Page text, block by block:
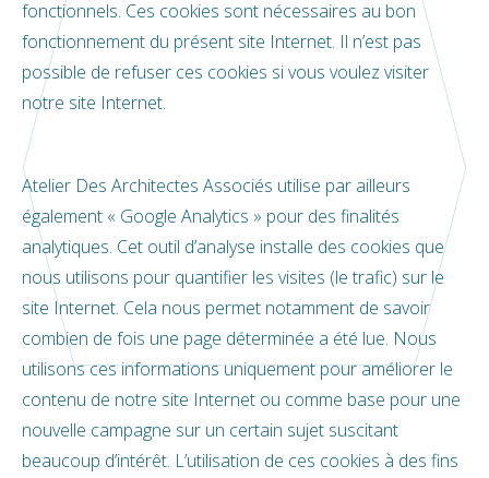
fonctionnels. Ces cookies sont nécessaires au bon
fonctionnement du présent site Internet. Il n’est pas
possible de refuser ces cookies si vous voulez visiter
notre site Internet.
Atelier Des Architectes Associés utilise par ailleurs
également « Google Analytics » pour des finalités
analytiques. Cet outil d’analyse installe des cookies que
nous utilisons pour quantifier les visites (le trafic) sur le
site Internet. Cela nous permet notamment de savoir
combien de fois une page déterminée a été lue. Nous
utilisons ces informations uniquement pour améliorer le
contenu de notre site Internet ou comme base pour une
nouvelle campagne sur un certain sujet suscitant
beaucoup d’intérêt. L’utilisation de ces cookies à des fins